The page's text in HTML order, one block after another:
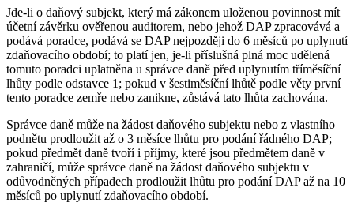
Jde-li o daňový subjekt, který má zákonem uloženou povinnost mít
účetní závěrku ověřenou auditorem, nebo jehož DAP zpracovává a
podává poradce, podává se DAP nejpozději do 6 měsíců po uplynutí
zdaňovacího období; to platí jen, je-li příslušná plná moc udělená
tomuto poradci uplatněna u správce daně před uplynutím tříměsíční
lhůty podle odstavce 1; pokud v šestiměsíční lhůtě podle věty první
tento poradce zemře nebo zanikne, zůstává tato lhůta zachována.
Správce daně může na žádost daňového subjektu nebo z vlastního
podnětu prodloužit až o 3 měsíce lhůtu pro podání řádného DAP;
pokud předmět daně tvoří i příjmy, které jsou předmětem daně v
zahraničí, může správce daně na žádost daňového subjektu v
odůvodněných případech prodloužit lhůtu pro podání DAP až na 10
měsíců po uplynutí zdaňovacího období.